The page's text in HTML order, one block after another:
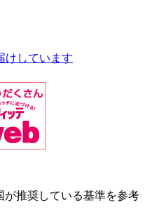
けしています
が推奨している基準を参考